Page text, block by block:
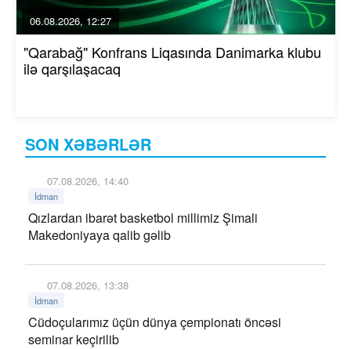
SON XƏBƏRLƏR
07.08.2026, 14:40
İdman
Qızlardan ibarət basketbol millimiz Şimali
Makedoniyaya qalib gəlib
07.08.2026, 13:38
İdman
Cüdoçularımız üçün dünya çempionatı öncəsi
seminar keçirilib
06.08.2026, 12:27
"Qarabağ" Konfrans Liqasında Danimarka klubu
ilə qarşılaşacaq